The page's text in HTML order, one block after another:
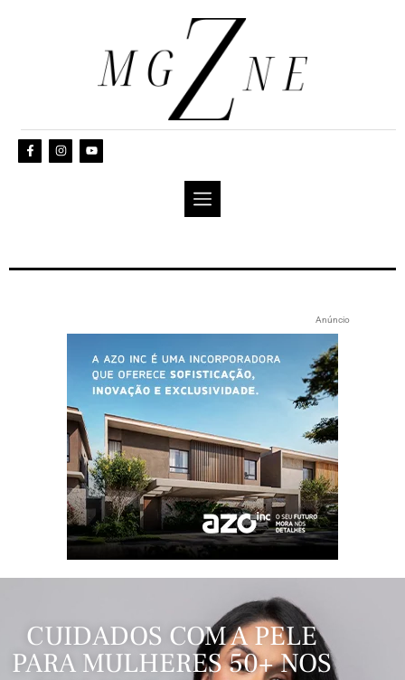
Anúncio
CUIDADOS COM A PELE
PARA MULHERES 50+ NOS